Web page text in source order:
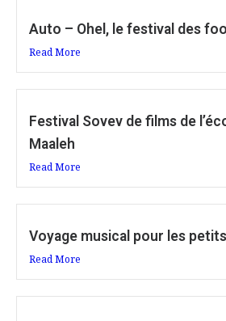
Auto – Ohel, le festival des
Read More
Festival Sovev de films de
Maaleh
Read More
Voyage musical pour les petits
Read More